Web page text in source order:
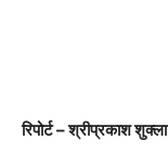
रिपोर्ट – श्रीप्रकाश शुक्ला